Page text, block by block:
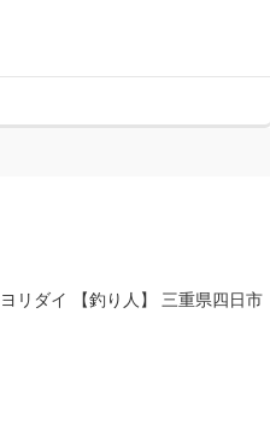
リダイ 【釣り人】 三重県四日市